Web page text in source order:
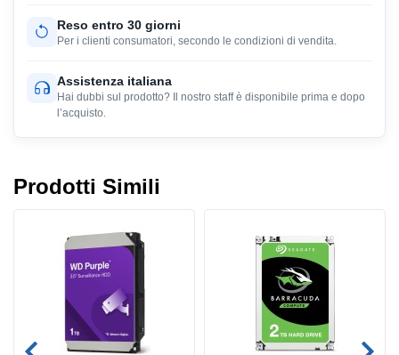
Reso entro 30 giorni
Per i clienti consumatori, secondo le condizioni di vendita.
Assistenza italiana
Hai dubbi sul prodotto? Il nostro staff è disponibile prima e dopo
l’acquisto.
Prodotti Simili